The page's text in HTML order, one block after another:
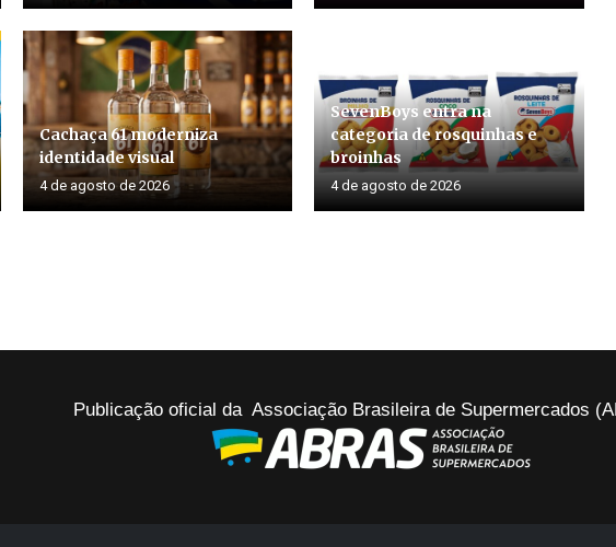
Cachaça 61 moderniza
identidade visual
4 de agosto de 2026
SevenBoys entra na
categoria de rosquinhas e
broinhas
4 de agosto de 2026
Publicação oficial da Associação Brasileira de Supermercados